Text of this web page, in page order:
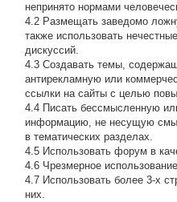
непринято нормами
4.2 Размещать заведомо
также использовать
дискуссий.
4.3 Создавать темы,
антирекламную или
ссылки на сайты с целью
4.4 Писать бессмысленнyю
инфоpмацию, не несущую
в тематических разделах.
4.5 Использовать форум в
4.6 Чрезмерное
4.7 Использовать более 3-х
них.